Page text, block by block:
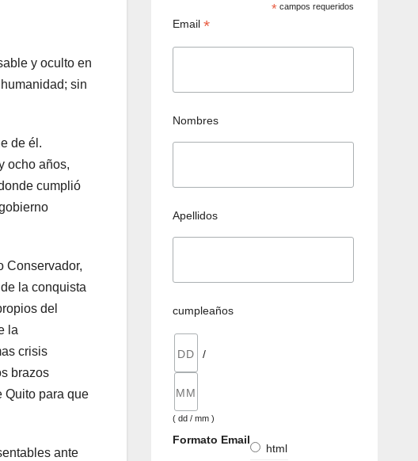
y oculto en
sin
de él.
ocho años,
cumplió
Conservador,
la conquista
del
la
crisis
brazos
Quito para que
ante
* campos requeridos
Email *
Nombres
Apellidos
cumpleaños
/
( dd / mm )
Formato Email
html